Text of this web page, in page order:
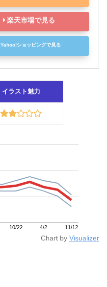
楽天市場で見る
Yahoo!ショッピングで見る
イラスト魅力
10/22 4/2 11/12
Chart by Visualizer